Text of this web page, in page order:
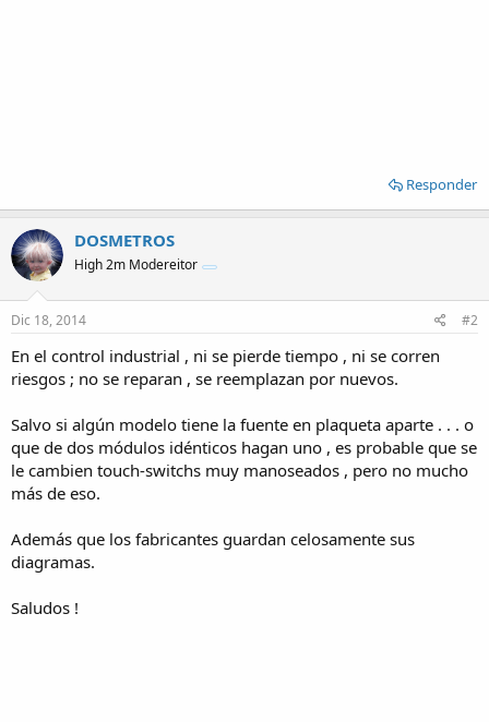
Responder
DOSMETROS
High 2m Modereitor
Dic 18, 2014 #2
En el control industrial , ni se pierde tiempo , ni se corren
riesgos ; no se reparan , se reemplazan por nuevos.
Salvo si algún modelo tiene la fuente en plaqueta aparte . . . o
que de dos módulos idénticos hagan uno , es probable que se
le cambien touch-switchs muy manoseados , pero no mucho
más de eso.
Además que los fabricantes guardan celosamente sus
diagramas.
Saludos !